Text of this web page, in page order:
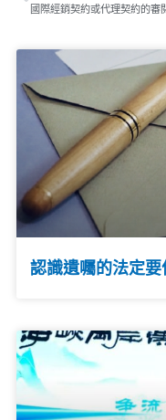
國際經銷契約或代理契約的審
認識遺囑的法定